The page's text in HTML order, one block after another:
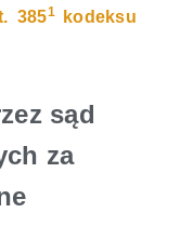
3851
kodeksu
sąd
za